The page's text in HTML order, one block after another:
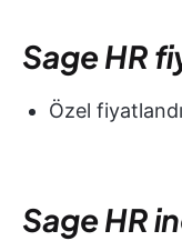
Sage HR
Özel
Sage HR